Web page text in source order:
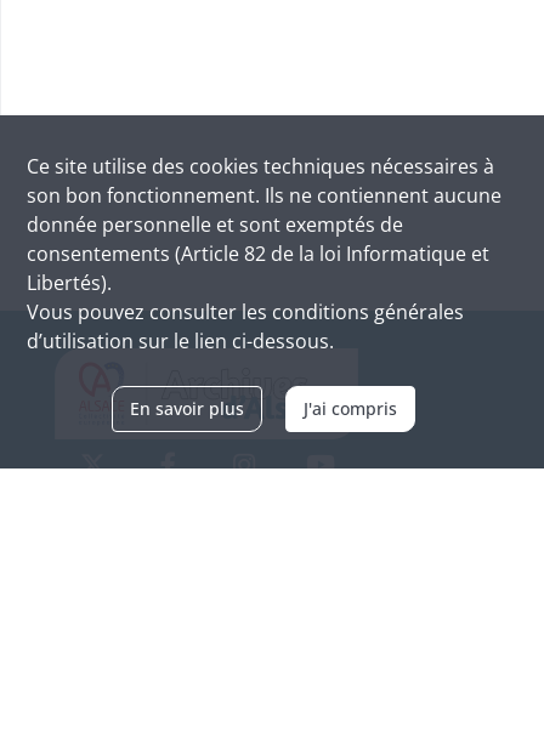
Ce site utilise des cookies techniques nécessaires à
son bon fonctionnement. Ils ne contiennent aucune
donnée personnelle et sont exemptés de
consentements (Article 82 de la loi Informatique et
Libertés).
Vous pouvez consulter les conditions générales
d’utilisation sur le lien ci-dessous.
En savoir plus J'ai compris